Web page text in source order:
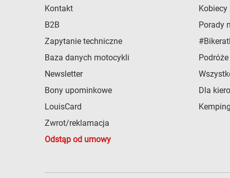
Kontakt
B2B
Zapytanie techniczne
Baza danych motocykli
Newsletter
Bony upominkowe
LouisCard
Zwrot/reklamacja
Odstąp od umowy
Porady
Dla